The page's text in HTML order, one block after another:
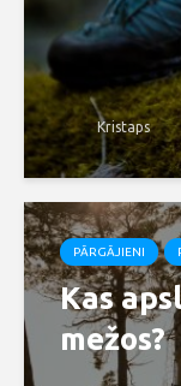
Kristaps
PĀRGĀJIENI
Kas
mežos?